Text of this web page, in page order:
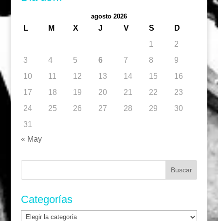
agosto 2026
L M X J V S
D
1
2
3
4 5 6 7 8
9
10
11 12 13 14 15
16
17
18 19 20 21 22
23
24
25 26 27 28 29
30
31
« May
Categorías
Categorías